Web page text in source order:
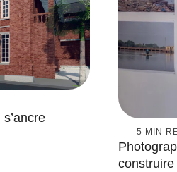
5 MIN
construire